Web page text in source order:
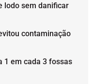
lodo sem danificar
contaminação
1 em cada 3 fossas